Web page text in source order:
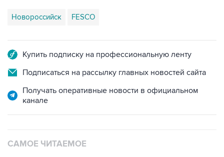
Новороссийск FESCO
Купить подписку на профессиональную ленту
Подписаться на рассылку главных новостей сайта
Получать оперативные новости в официальном
канале
САМОЕ ЧИТАЕМОЕ